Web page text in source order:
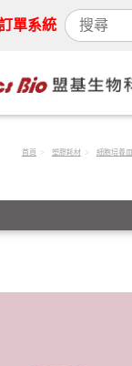
單系統
首頁 塑膠耗材 細胞培養皿